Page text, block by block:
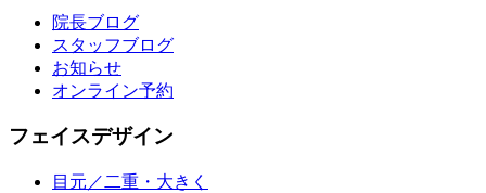
院長ブログ
スタッフブログ
お知らせ
オンライン予約
フェイスデザイン
目元／二重・大きく